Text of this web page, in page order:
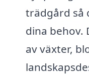
trädgård så
dina behov.
av växter,